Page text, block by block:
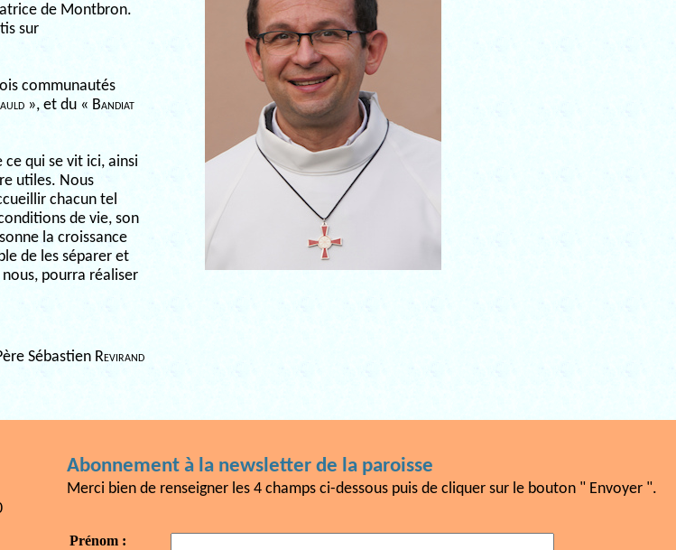
de Montbron.
sur
communautés
», et du « Bandiat
ce qui se vit ici, ainsi
utiles. Nous
chacun tel
de vie, son
la croissance
de les séparer et
pourra réaliser
Sébastien Revirand
Abonnement à la newsletter de la paroisse
Merci bien de renseigner les 4 champs ci-dessous puis de cliquer sur le bouton " Envoyer ".
Prénom :